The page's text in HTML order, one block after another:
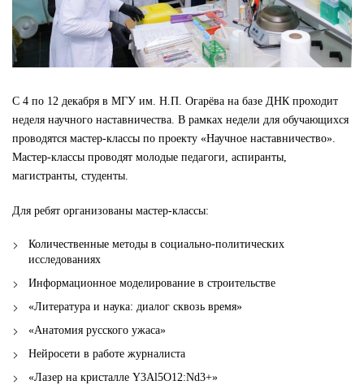
С 4 по 12 декабря в МГУ им. Н.П. Огарёва на базе ДНК проходит
неделя научного наставничества. В рамках недели для обучающихся
проводятся мастер-классы по проекту «Научное наставничество».
Мастер-классы проводят молодые педагоги, аспиранты,
магистранты, студенты.
Для ребят организованы мастер-классы:
Количественные методы в социально-политических
исследованиях
Информационное моделирование в строительстве
«Литература и наука: диалог сквозь время»
«Анатомия русского ужаса»
Нейросети в работе журналиста
«Лазер на кристалле Y3Al5O12:Nd3+»